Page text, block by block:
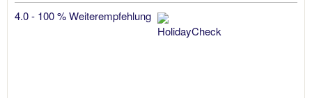
4.0 - 100 % Weiterempfehlung